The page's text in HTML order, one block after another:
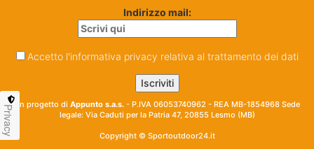
Indirizzo mail:
Accetto l'informativa privacy relativa al trattamento dei dati
Un progetto di Appunto s.a.s. - P.IVA 06053740962 - REA MB-1854968 Sede
legale: Via Caduti per la Patria 47, 20855 Lesmo (MB)
Copyright © Sportoutdoor24.it
Privacy